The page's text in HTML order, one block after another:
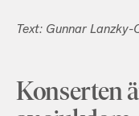
Text: Gunnar Lanzky-
Konserten